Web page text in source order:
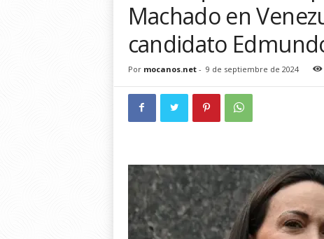
Machado en
candidato
Por mocanos.net- 9 de septiembre de 2024